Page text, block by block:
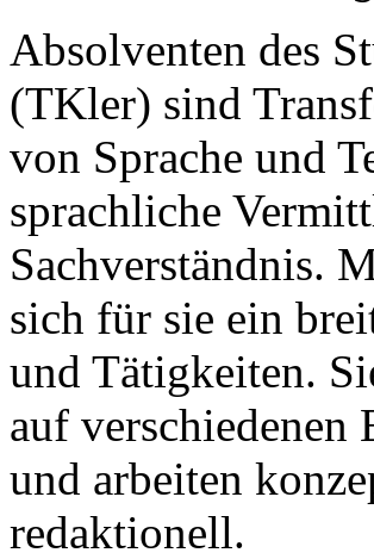
Absolventen des
(TKler) sind
von Sprache und
sprachliche
Sachverständnis.
sich für sie ein
und Tätigkeiten.
auf verschiedenen
und arbeiten
redaktionell.